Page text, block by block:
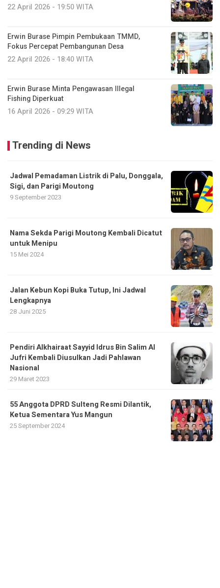
22 April 2026 - 19:50 WITA
Erwin Burase Pimpin Pembukaan TMMD,
Fokus Percepat Pembangunan Desa
22 April 2026 - 18:40 WITA
Erwin Burase Minta Pengawasan Illegal
Fishing Diperkuat
16 April 2026 - 09:29 WITA
Trending di News
Jadwal Pemadaman Listrik di Palu, Donggala,
Sigi, dan Parigi Moutong
9 September 2023
Nama Sekda Parigi Moutong Kembali Dicatut
untuk Menipu
15 Mei 2024
Jalan Kebun Kopi Buka Tutup, Ini Jadwal
Lengkapnya
28 Juni 2025
Pendiri Alkhairaat Sayyid Idrus Bin Salim Al
Jufri Kembali Diusulkan Jadi Pahlawan
Nasional
29 Maret 2023
55 Anggota DPRD Sulteng Resmi Dilantik,
Ketua Sementara Yus Mangun
25 September 2024